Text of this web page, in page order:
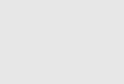
os órgãos da 2ª